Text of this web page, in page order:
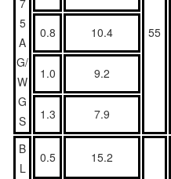
7
5
A
G/
W
G
S
55
0.8 10.4
1.0 9.2
1.3 7.9
B
L
0.5 15.2